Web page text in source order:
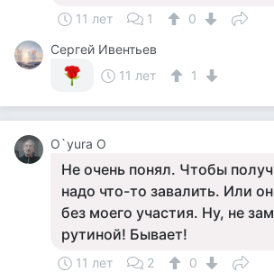
11 лет 1
0
Сергей Ивентьев
11 лет
1
O`yura O
Не очень понял. Чтобы
надо что-то завалить. Или
без моего участия. Ну, не
рутиной! Бывает!
11 лет 2
0